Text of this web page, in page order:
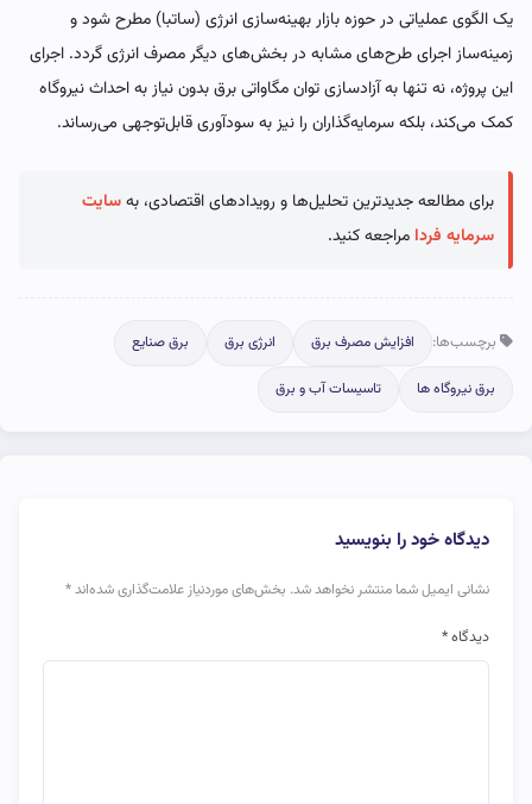
یک الگوی عملیاتی در حوزه بازار بهینه‌سازی انرژی (ساتبا) مطرح شود و
زمینه‌ساز اجرای طرح‌های مشابه در بخش‌های دیگر مصرف انرژی گردد. اجرای
این پروژه، نه تنها به آزادسازی توان مگاواتی برق بدون نیاز به احداث نیروگاه
کمک می‌کند، بلکه سرمایه‌گذاران را نیز به سودآوری قابل‌توجهی می‌رساند.
برای مطالعه جدیدترین تحلیل‌ها و رویدادهای اقتصادی، بهسایت
سرمایه فردا مراجعه کنید.
برچسب‌ها: افزایش مصرف برق انرژی برق برق صنایع
برق نیروگاه ها تاسیسات آب و برق
دیدگاه خود را بنویسید
نشانی ایمیل شما منتشر نخواهد شد. بخش‌های موردنیاز علامت‌گذاری شده‌اند*
دیدگاه*